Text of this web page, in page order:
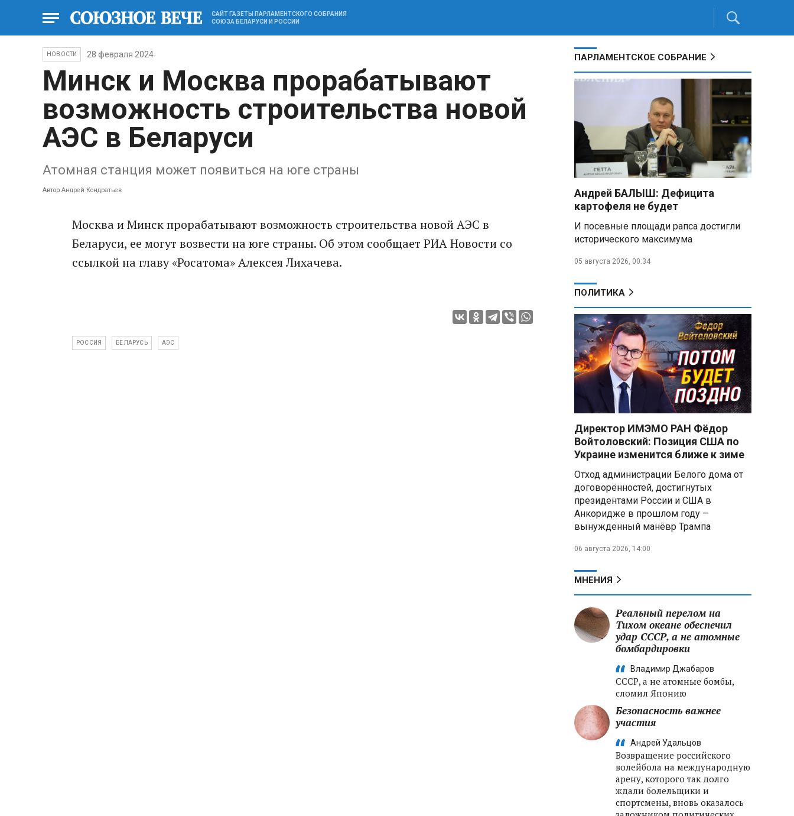
САЙТ ГАЗЕТЫ ПАРЛАМЕНТСКОГО СОБРАНИЯ
СОЮЗА БЕЛАРУСИ И РОССИИ
НОВОСТИ 28 февраля 2024
Минск и Москва прорабатывают
возможность строительства новой
АЭС в Беларуси
Атомная станция может появиться на юге страны
Автор Андрей Кондратьев
Москва и Минск прорабатывают возможность строительства новой АЭС в
Беларуси, ее могут возвести на юге страны. Об этом сообщает РИА Новости со
ссылкой на главу «Росатома» Алексея Лихачева.
РОССИЯ БЕЛАРУСЬ АЭС
ПАРЛАМЕНТСКОЕ СОБРАНИЕ
Андрей БАЛЫШ: Дефицита
картофеля не будет
И посевные площади рапса достигли
исторического максимума
05 августа 2026, 00:34
ПОЛИТИКА
Директор ИМЭМО РАН Фёдор
Войтоловский: Позиция США по
Украине изменится ближе к зиме
Отход администрации Белого дома от
договорённостей, достигнутых
президентами России и США в
Анкоридже в прошлом году –
вынужденный манёвр Трампа
06 августа 2026, 14:00
МНЕНИЯ
Реальный перелом на
Тихом океане обеспечил
удар СССР, а не атомные
бомбардировки
Владимир Джабаров
СССР, а не атомные бомбы,
сломил Японию
Безопасность важнее
участия
Андрей Удальцов
Возвращение российского
волейбола на международную
арену, которого так долго
ждали болельщики и
спортсмены, вновь оказалось